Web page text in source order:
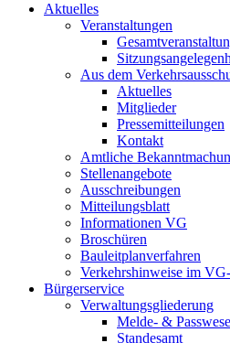
Aktuelles
Veranstaltungen
Aus dem
Aktuelles
Mitglieder
Pressemitteilungen
Kontakt
Amtliche
Stellenangebote
Ausschreibungen
Mitteilungsblatt
Informationen VG
Broschüren
Bauleitplanverfahren
Verkehrshinweise im
Bürgerservice
Verwaltungsgliederung
Melde- &
Standesamt